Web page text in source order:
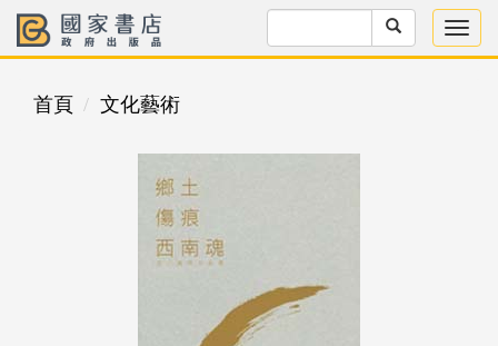
首頁 文化藝術